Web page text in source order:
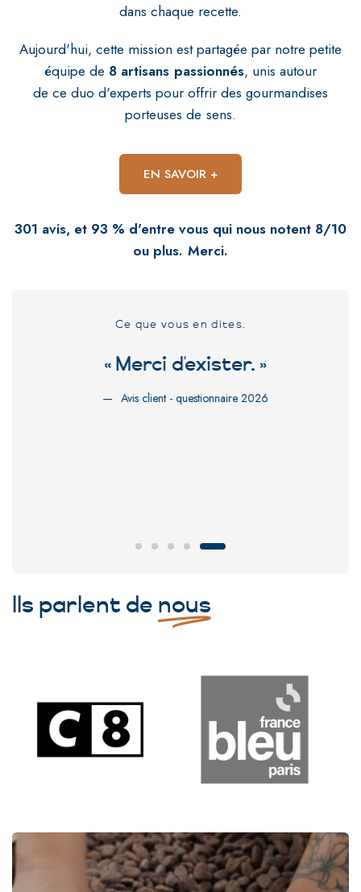
dans chaque recette.
Aujourd'hui, cette mission est partagée par notre petite
équipe de 8 artisans passionnés, unis autour
de ce duo d'experts pour offrir des gourmandises
porteuses de sens.
EN SAVOIR +
301 avis, et 93 % d'entre vous qui nous notent 8/10
ou plus. Merci.
Ce que vous en dites.
« Merci d'exister. »
Avis client - questionnaire 2026
Ils parlent de nous